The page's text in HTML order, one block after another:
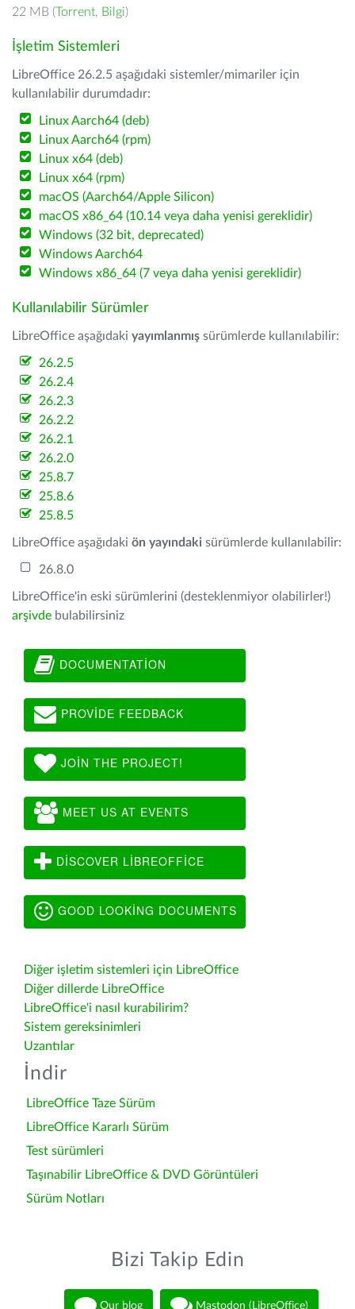
22 MB (Torrent, Bilgi)
İşletim Sistemleri
LibreOffice 26.2.5 aşağıdaki sistemler/mimariler için
kullanılabilir durumdadır:
Linux Aarch64 (deb)
Linux Aarch64 (rpm)
Linux x64 (deb)
Linux x64 (rpm)
macOS (Aarch64/Apple Silicon)
macOS x86_64 (10.14 veya daha yenisi gereklidir)
Windows (32 bit, deprecated)
Windows Aarch64
Windows x86_64 (7 veya daha yenisi gereklidir)
Kullanılabilir Sürümler
LibreOffice aşağıdaki yayımlanmış sürümlerde kullanılabilir:
26.2.5
26.2.4
26.2.3
26.2.2
26.2.1
26.2.0
25.8.7
25.8.6
25.8.5
LibreOffice aşağıdaki ön yayındaki sürümlerde kullanılabilir:
26.8.0
LibreOffice'in eski sürümlerini (desteklenmiyor olabilirler!)
arşivde bulabilirsiniz
DOCUMENTATION
PROVIDE FEEDBACK
JOIN THE PROJECT!
MEET US AT EVENTS
DISCOVER LIBREOFFICE
GOOD LOOKING DOCUMENTS
Diğer işletim sistemleri için LibreOffice
Diğer dillerde LibreOffice
LibreOffice'i nasıl kurabilirim?
Sistem gereksinimleri
Uzantılar
İndir
LibreOffice Taze Sürüm
LibreOffice Kararlı Sürüm
Test sürümleri
Taşınabilir LibreOffice & DVD Görüntüleri
Sürüm Notları
Bizi Takip Edin
Our blog Mastodon (LibreOffice)